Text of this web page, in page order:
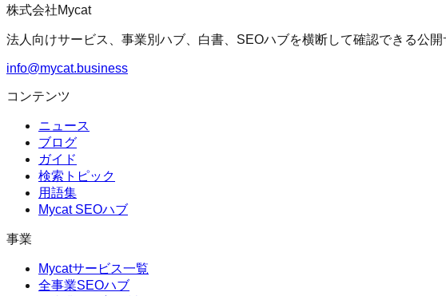
株式会社Mycat
法人向けサービス、事業別ハブ、白書、SEOハブを横断して確認できる公開
info@mycat.business
コンテンツ
ニュース
ブログ
ガイド
検索トピック
用語集
Mycat SEOハブ
事業
Mycatサービス一覧
全事業SEOハブ